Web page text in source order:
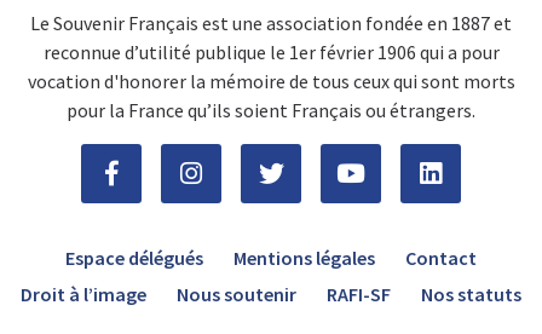
Le Souvenir Français est une association fondée en 1887 et
reconnue d’utilité publique le 1er février 1906 qui a pour
vocation d'honorer la mémoire de tous ceux qui sont morts
pour la France qu’ils soient Français ou étrangers.
Espace délégués Mentions légales
Contact
Droit à l’image
Nous soutenir RAFI-SF Nos statuts